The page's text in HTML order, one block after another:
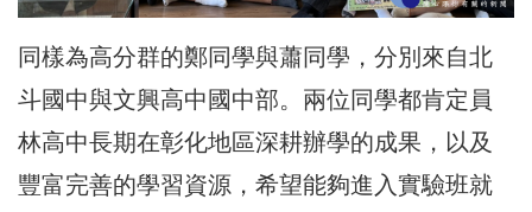
同樣為高分群的鄭同學與蕭同學，分別來自北
斗國中與文興高中國中部。兩位同學都肯定員
林高中長期在彰化地區深耕辦學的成果，以及
豐富完善的學習資源，希望能夠進入實驗班就